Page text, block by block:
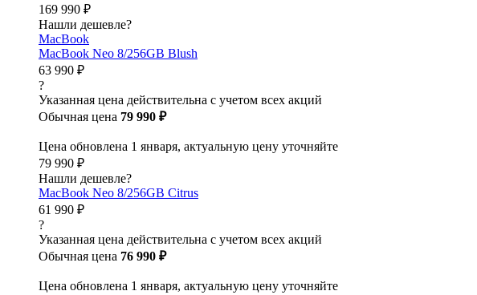
169 990 ₽
Нашли дешевле?
MacBook
MacBook Neo 8/256GB Blush
63 990 ₽
?
Указанная цена действительна с учетом всех акций
Обычная цена 79 990 ₽
Цена обновлена 1 января, актуальную цену уточняйте
79 990 ₽
Нашли дешевле?
MacBook Neo 8/256GB Citrus
61 990 ₽
?
Указанная цена действительна с учетом всех акций
Обычная цена 76 990 ₽
Цена обновлена 1 января, актуальную цену уточняйте